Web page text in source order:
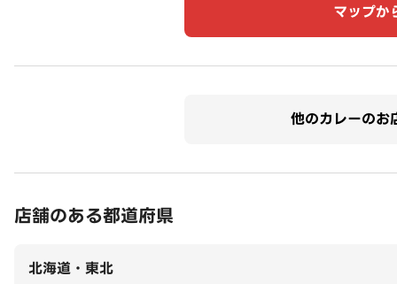
マップか
他のカレーのお
店舗のある都道府県
北海道・東北